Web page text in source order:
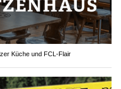
Küche und FCL-Flair